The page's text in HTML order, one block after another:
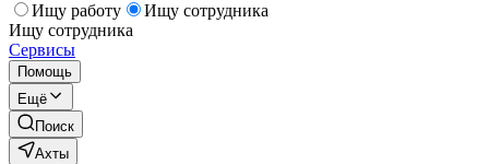
Ищу работу
Ищу сотрудника
Ищу сотрудника
Сервисы
Помощь
Ещё
Поиск
Ахты